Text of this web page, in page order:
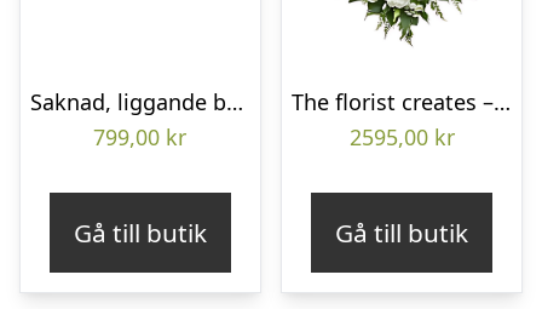
Saknad, liggande bukett
799,00 kr
Gå till butik
The florist creates – Funeral heart
2595,00 kr
Gå till butik